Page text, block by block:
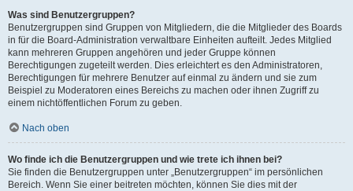
Was sind Benutzergruppen?
Benutzergruppen sind Gruppen von Mitgliedern, die die Mitglieder des Boards
in für die Board-Administration verwaltbare Einheiten aufteilt. Jedes Mitglied
kann mehreren Gruppen angehören und jeder Gruppe können
Berechtigungen zugeteilt werden. Dies erleichtert es den Administratoren,
Berechtigungen für mehrere Benutzer auf einmal zu ändern und sie zum
Beispiel zu Moderatoren eines Bereichs zu machen oder ihnen Zugriff zu
einem nichtöffentlichen Forum zu geben.
Nach oben
Wo finde ich die Benutzergruppen und wie trete ich ihnen bei?
Sie finden die Benutzergruppen unter „Benutzergruppen“ im persönlichen
Bereich. Wenn Sie einer beitreten möchten, können Sie dies mit der